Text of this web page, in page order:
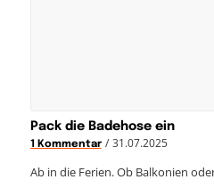
Pack die Badehose ein
1 Kommentar / 31.07.2025
Ab in die Ferien. Ob Balkonien